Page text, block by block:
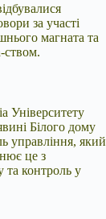
за участі
магната та
ством.
Університету
Білого дому
управління, який
це з
та контроль у